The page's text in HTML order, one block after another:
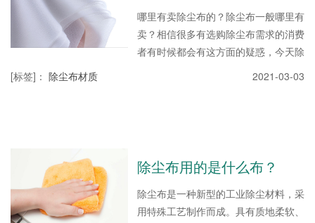
直接擦拭或用溶剂擦拭。记得用抹布把
里面包起来。不要让抹布的边缘接触表
面擦拭。擦拭过程中，应保持除尘布表
哪里有卖除尘布的？除尘布一般哪里有
卖？相信很多有选购除尘布需求的消费
者有时候都会有这方面的疑惑，今天除
化学品泄漏的；也有把无尘布制成不同
颜色以解决不同化学品泄漏并具有相对
安全警示功效。国内现阶段仿佛都还没
专门为化工厂实验室开发的擦拭布。
[标签] ： 除尘布材质 2021-03-03
除尘布用的是什么布？
除尘布是一种新型的工业除尘材料，采
用特殊工艺制作而成。具有质地柔软、